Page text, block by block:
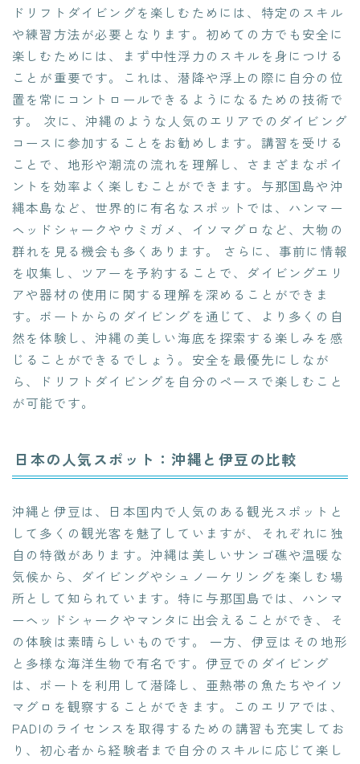
ドリフトダイビングを楽しむためには、特定のスキル
や練習方法が必要となります。初めての方でも安全に
楽しむためには、まず中性浮力のスキルを身につける
ことが重要です。これは、潜降や浮上の際に自分の位
置を常にコントロールできるようになるための技術で
す。 次に、沖縄のような人気のエリアでのダイビング
コースに参加することをお勧めします。講習を受ける
ことで、地形や潮流の流れを理解し、さまざまなポイ
ントを効率よく楽しむことができます。与那国島や沖
縄本島など、世界的に有名なスポットでは、ハンマー
ヘッドシャークやウミガメ、イソマグロなど、大物の
群れを見る機会も多くあります。 さらに、事前に情報
を収集し、ツアーを予約することで、ダイビングエリ
アや器材の使用に関する理解を深めることができま
す。ボートからのダイビングを通じて、より多くの自
然を体験し、沖縄の美しい海底を探索する楽しみを感
じることができるでしょう。安全を最優先にしなが
ら、ドリフトダイビングを自分のペースで楽しむこと
が可能です。
日本の人気スポット：沖縄と伊豆の比較
沖縄と伊豆は、日本国内で人気のある観光スポットと
して多くの観光客を魅了していますが、それぞれに独
自の特徴があります。沖縄は美しいサンゴ礁や温暖な
気候から、ダイビングやシュノーケリングを楽しむ場
所として知られています。特に与那国島では、ハンマ
ーヘッドシャークやマンタに出会えることができ、そ
の体験は素晴らしいものです。 一方、伊豆はその地形
と多様な海洋生物で有名です。伊豆でのダイビング
は、ボートを利用して潜降し、亜熱帯の魚たちやイソ
マグロを観察することができます。このエリアでは、
PADIのライセンスを取得するための講習も充実してお
り、初心者から経験者まで自分のスキルに応じて楽し